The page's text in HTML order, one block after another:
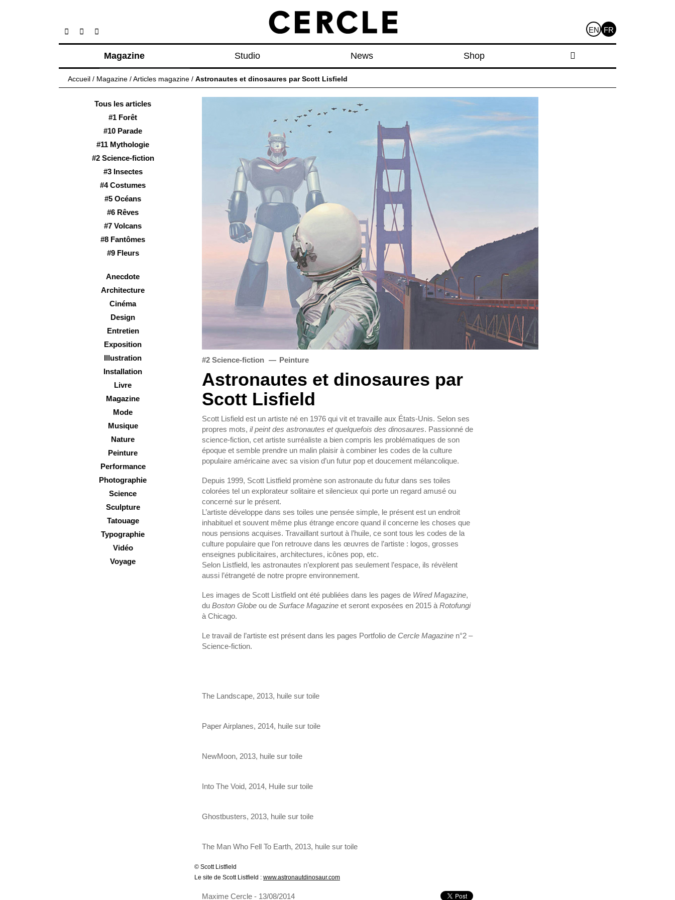
EN FR
Magazine
Articles
À propos
Numéros
Studio News Shop
Accueil / Magazine /Articles magazine / Astronautes et dinosaures par Scott Lisfield
Tous les articles
#1 Forêt
#10 Parade
#11 Mythologie
#2 Science-fiction
#3 Insectes
#4 Costumes
#5 Océans
#6 Rêves
#7 Volcans
#8 Fantômes
#9 Fleurs
Anecdote
Architecture
Cinéma
Design
Entretien
Exposition
Illustration
Installation
Livre
Magazine
Mode
Musique
Nature
Peinture
Performance
Photographie
Science
Sculpture
Tatouage
Typographie
Vidéo
Voyage
#2 Science-fiction Peinture
Astronautes et dinosaures par
Scott Lisfield
Scott Lisfield est un artiste né en 1976 qui vit et travaille aux États-Unis. Selon ses
propres mots, il peint des astronautes et quelquefois des dinosaures. Passionné de
science-fiction, cet artiste surréaliste a bien compris les problématiques de son
époque et semble prendre un malin plaisir à combiner les codes de la culture
populaire américaine avec sa vision d’un futur pop et doucement mélancolique.
Depuis 1999, Scott Listfield promène son astronaute du futur dans ses toiles
colorées tel un explorateur solitaire et silencieux qui porte un regard amusé ou
concerné sur le présent.
L’artiste développe dans ses toiles une pensée simple, le présent est un endroit
inhabituel et souvent même plus étrange encore quand il concerne les choses que
nous pensions acquises. Travaillant surtout à l’huile, ce sont tous les codes de la
culture populaire que l’on retrouve dans les œuvres de l’artiste : logos, grosses
enseignes publicitaires, architectures, icônes pop, etc.
Selon Listfield, les astronautes n’explorent pas seulement l’espace, ils révèlent
aussi l’étrangeté de notre propre environnement.
Les images de Scott Listfield ont été publiées dans les pages de Wired Magazine,
du Boston Globe ou de Surface Magazine et seront exposées en 2015 à Rotofungi
à Chicago.
Le travail de l’artiste est présent dans les pages Portfolio de Cercle Magazine n°2 –
Science-fiction.
The Landscape, 2013, huile sur toile
Paper Airplanes, 2014, huile sur toile
NewMoon, 2013, huile sur toile
Into The Void, 2014, Huile sur toile
Ghostbusters, 2013, huile sur toile
The Man Who Fell To Earth, 2013, huile sur toile
© Scott Listfield
Le site de Scott Listfield : www.astronautdinosaur.com
Maxime Cercle - 13/08/2014